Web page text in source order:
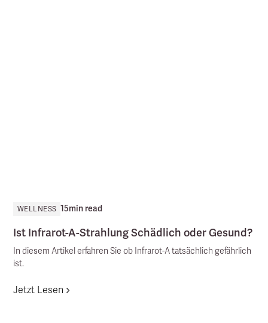
WELLNESS 15min read
Ist Infrarot-A-Strahlung Schädlich oder Gesund?
In diesem Artikel erfahren Sie ob Infrarot-A tatsächlich gefährlich
ist.
Jetzt Lesen